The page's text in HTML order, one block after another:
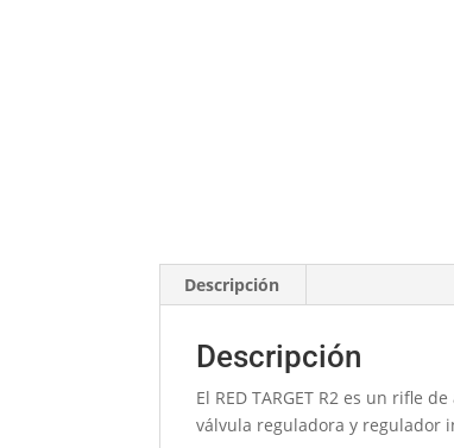
Descripción
Descripción
El RED TARGET R2 es un rifle
válvula reguladora y regulador